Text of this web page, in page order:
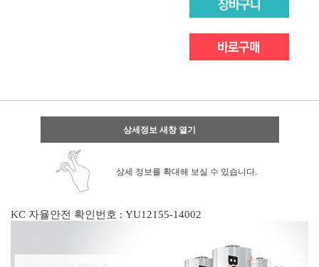
상세정보 새창 열기
상세 정보를 확대해 보실 수 있습니다.
KC 자율안전 확인번호 : YU12155-14002